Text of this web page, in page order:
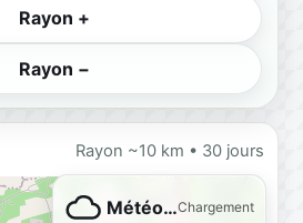
Rayon +
Rayon −
Rayon ~10 km • 30 jours
Météo…Chargement